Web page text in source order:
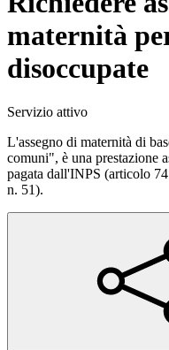
maternità
disoccupate
Servizio attivo
L'assegno di maternità di
comuni", è una prestazione
pagata dall'INPS (articolo
n. 51).